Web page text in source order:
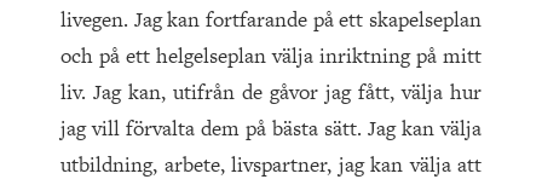
livegen. Jag kan fortfarande på ett skapelseplan
och på ett helgelseplan välja inriktning på mitt
liv. Jag kan, utifrån de gåvor jag fått, välja hur
jag vill förvalta dem på bästa sätt. Jag kan välja
utbildning, arbete, livspartner, jag kan välja att